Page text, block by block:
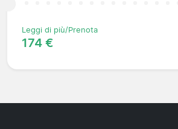
Leggi di più/Prenota
174 €